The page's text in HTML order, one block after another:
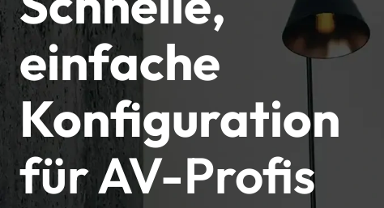
einfache
Konfiguration
für AV-Profis